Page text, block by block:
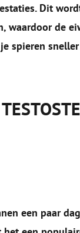
Dit
waardoor de
spieren
een paar